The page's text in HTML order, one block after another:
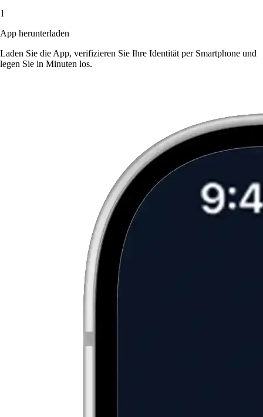
1
App herunterladen
Laden Sie die App, verifizieren Sie Ihre Identität per Smartphone und
legen Sie in Minuten los.